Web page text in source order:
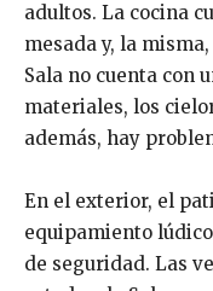
adultos. La cocina
mesada y, la
Sala no cuenta con
materiales, los
además, hay
En el exterior, el
equipamiento
de seguridad. Las